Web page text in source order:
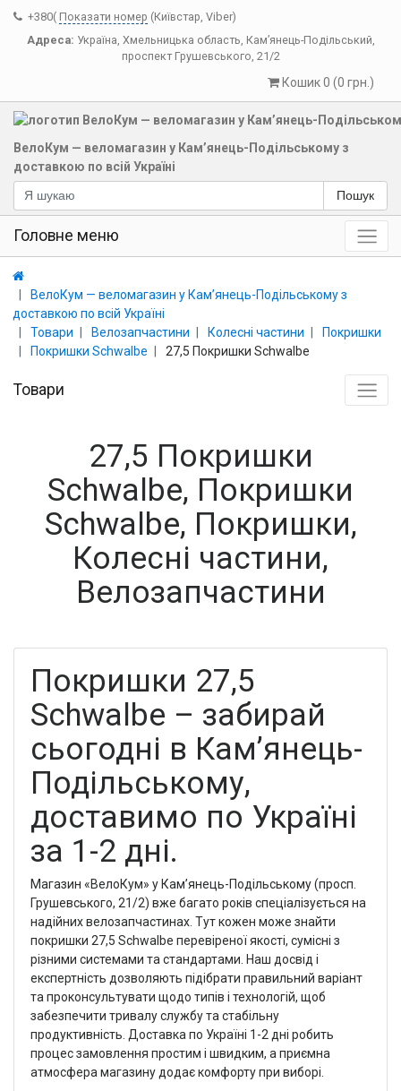
+380( Показати номер (Київстар, Viber)
Адреса: Україна, Хмельницька область, Кам’янець-Подільський,
проспект Грушевського, 21/2
Кошик 0 (0 грн.)
ВелоКум — веломагазин у Кам’янець-Подільському з
доставкою по всій Україні
Пошук
Головне меню
ВелоКум — веломагазин у Кам’янець-Подільському з
доставкою по всій Україні
Товари
Велозапчастини Колесні частини
Покришки
Покришки Schwalbe
27,5 Покришки Schwalbe
Товари
27,5 Покришки
Schwalbe, Покришки
Schwalbe, Покришки,
Колесні частини,
Велозапчастини
Покришки 27,5
Schwalbe – забирай
сьогодні в Кам’янець-
Подільському,
доставимо по Україні
за 1-2 дні.
Магазин «ВелоКум» у Кам’янець-Подільському (просп.
Грушевського, 21/2) вже багато років спеціалізується на
надійних велозапчастинах. Тут кожен може знайти
покришки 27,5 Schwalbe перевіреної якості, сумісні з
різними системами та стандартами. Наш досвід і
експертність дозволяють підібрати правильний варіант
та проконсультувати щодо типів і технологій, щоб
забезпечити тривалу службу та стабільну
продуктивність. Доставка по Україні 1-2 дні робить
процес замовлення простим і швидким, а приємна
атмосфера магазину додає комфорту при виборі.